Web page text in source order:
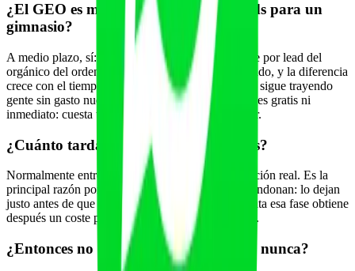
¿El GEO es más barato que Google Ads para un
gimnasio?
A medio plazo, sí: los datos de 2026 sitúan el coste por lead del
orgánico del orden de un 60% por debajo del pagado, y la diferencia
crece con el tiempo porque el contenido ya creado sigue trayendo
gente sin gasto nuevo. El matiz es que el GEO no es gratis ni
inmediato: cuesta tiempo y tarda meses en arrancar.
¿Cuánto tarda el GEO en traer clientes?
Normalmente entre tres y seis meses en coger tracción real. Es la
principal razón por la que muchos negocios lo abandonan: lo dejan
justo antes de que la curva despegue. Quien aguanta esa fase obtiene
después un coste por lead que el pagado no iguala.
¿Entonces no debería usar Google Ads nunca?